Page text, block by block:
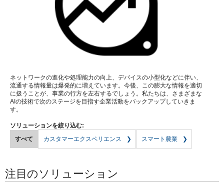
ネットワークの進化や処理能力の向上、デバイスの小型化などに伴い、
流通する情報量は爆発的に増えています。今後、この膨大な情報を適切
に扱うことが、事業の行方を左右するでしょう。私たちは、さまざまな
AIの技術で次のステージを目指す企業活動をバックアップしていきま
す。
ソリューションを絞り込む:
すべて
カスタマーエクスペリエンス スマート農業
注目のソリューション